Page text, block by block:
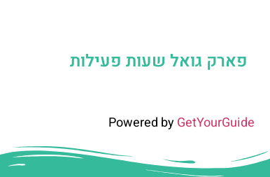
פארק גואל שעות פעילות
Powered byGetYourGuide